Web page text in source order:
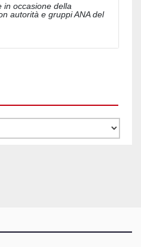
in occasione della
autorità e gruppi ANA del